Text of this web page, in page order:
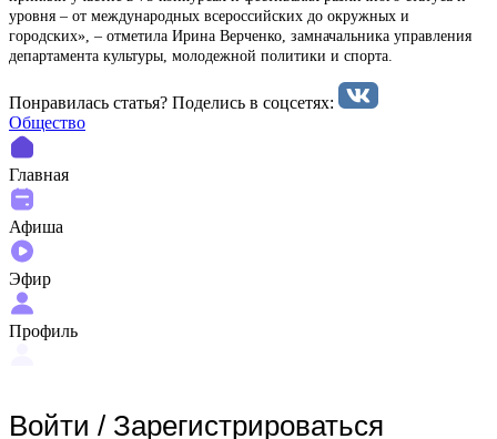
уровня – от международных всероссийских до окружных и
городских», – отметила Ирина Верченко, замначальника управления
департамента культуры, молодежной политики и спорта.
Понравилась статья? Поделиcь в соцсетях:
Общество
Главная
Афиша
Эфир
Профиль
Войти / Зарегистрироваться